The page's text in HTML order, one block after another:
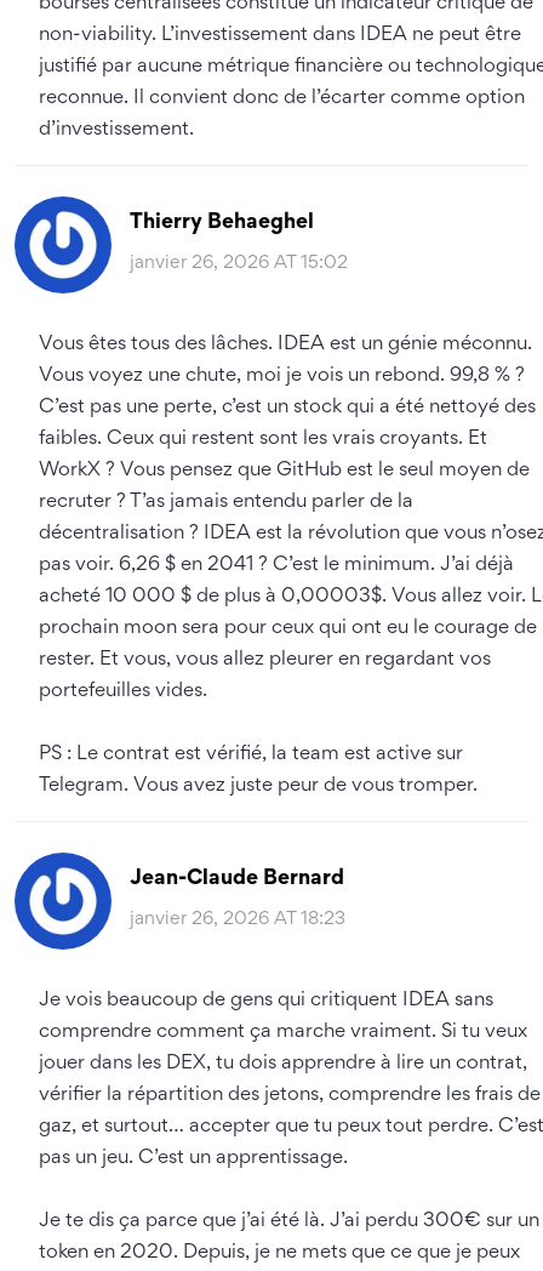
bourses centralisées constitue un indicateur critique de
non-viability. L’investissement dans IDEA ne peut être
justifié par aucune métrique financière ou
reconnue. Il convient donc de l’écarter comme option
d’investissement.
Thierry Behaeghel
janvier 26, 2026 AT 15:02
Vous êtes tous des lâches. IDEA est un génie méconnu.
Vous voyez une chute, moi je vois un rebond. 99,8 % ?
C’est pas une perte, c’est un stock qui a été nettoyé des
faibles. Ceux qui restent sont les vrais croyants. Et
WorkX ? Vous pensez que GitHub est le seul moyen de
recruter ? T’as jamais entendu parler de la
décentralisation ? IDEA est la révolution que vous
pas voir. 6,26 $ en 2041 ? C’est le minimum. J’ai déjà
acheté 10 000 $ de plus à 0,00003$. Vous allez voir.
prochain moon sera pour ceux qui ont eu le courage de
rester. Et vous, vous allez pleurer en regardant vos
portefeuilles vides.
PS : Le contrat est vérifié, la team est active sur
Telegram. Vous avez juste peur de vous tromper.
Jean-Claude Bernard
janvier 26, 2026 AT 18:23
Je vois beaucoup de gens qui critiquent IDEA sans
comprendre comment ça marche vraiment. Si tu veux
jouer dans les DEX, tu dois apprendre à lire un contrat,
vérifier la répartition des jetons, comprendre les frais de
gaz, et surtout… accepter que tu peux tout perdre. C’est
pas un jeu. C’est un apprentissage.
Je te dis ça parce que j’ai été là. J’ai perdu 300€ sur un
token en 2020. Depuis, je ne mets que ce que je peux